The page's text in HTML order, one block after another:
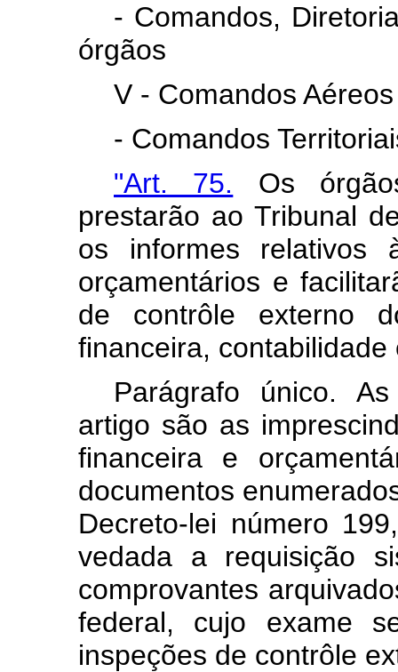
- Comandos,
órgãos
V - Comandos Aéreos
- Comandos
"Art. 75. Os
prestarão ao Tribunal
os informes relativos
orçamentários e
de contrôle externo
financeira, contabilidade
Parágrafo único.
artigo são as
financeira e
documentos
Decreto-lei número
vedada a requisição
comprovantes
federal, cujo exame
inspeções de contrôle